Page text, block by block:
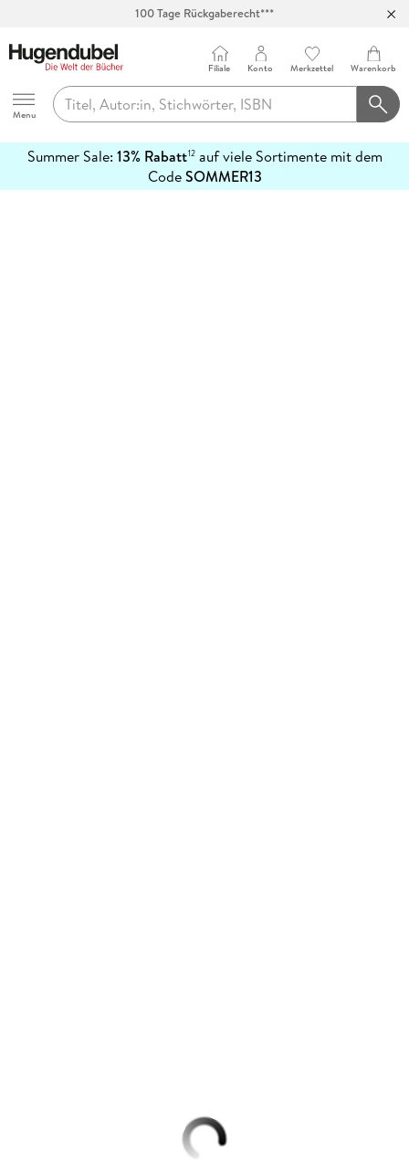
100 Tage Rückgaberecht***
Hugendubel
Menu
Filiale Konto Merkzettel Warenkorb
Summer Sale: 13% Rabatt12auf viele Sortimente mit dem
CodeSOMMER13
erfahren